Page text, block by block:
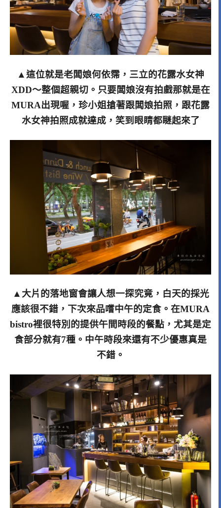
▲這位就是老闆娘何依霈，三立的花露水女神
XDD～整個超親切。只要闆娘沒有拍戲那就是在
MURA出現喔，珍小姐搶著跟闆娘拍照，跟花露
水女神拍照成就達成，笑到眼睛都瞇起來了
▲大片的落地窗會讓人想一探究竟，白天的採光
應該很不錯，下次來品嚐中午的定食。在MURA
bistro裡很特別的提供午間時段的餐點，尤其是定
食部分就有7種。中午時段來還有不少優惠真是
不錯。